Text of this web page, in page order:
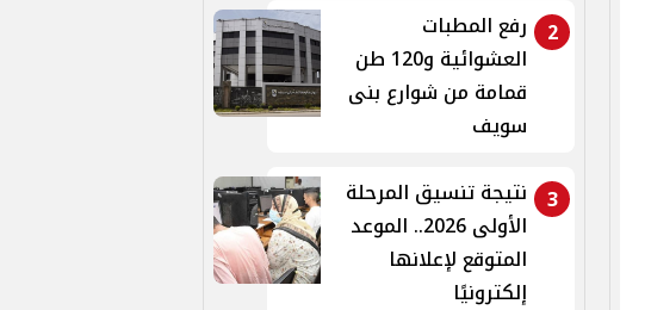
2
رفع المطبات
العشوائية و120 طن
قمامة من شوارع بنى
سويف
3 نتيجة تنسيق المرحلة
الأولى 2026.. الموعد
المتوقع لإعلانها
إلكترونيًا